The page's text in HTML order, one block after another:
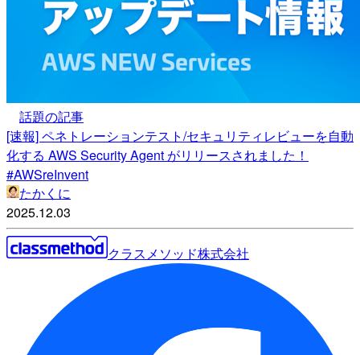
話題の記事
[速報] ペネトレーションテスト/セキュリティレビューを自動
化する AWS Security Agent がリリースされました！
#AWSreInvent
たかくに
2025.12.03
クラスメソッド株式会社